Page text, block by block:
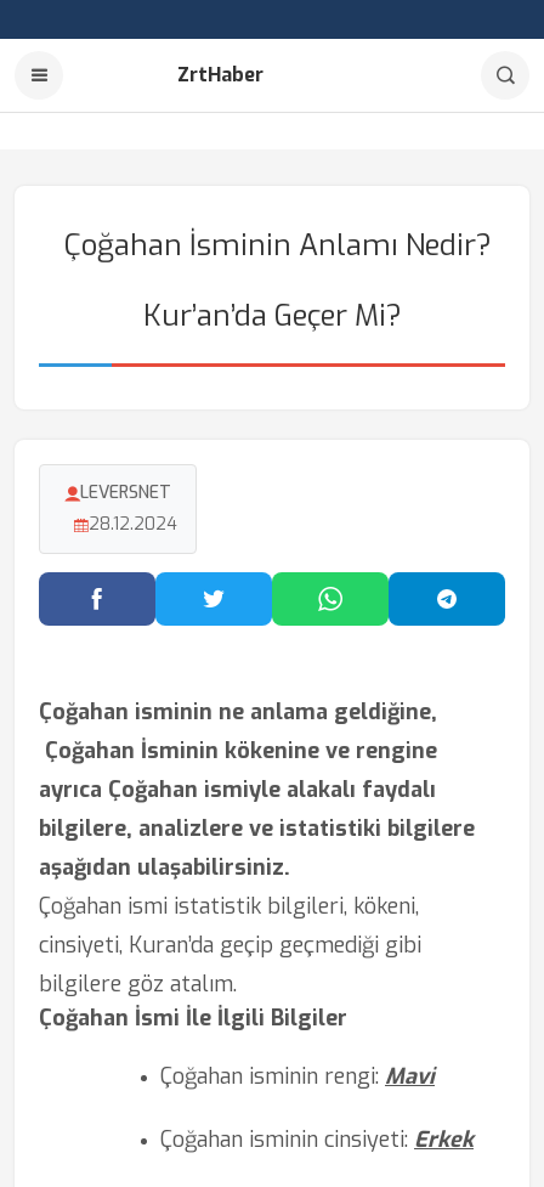
ZrtHaber
Çoğahan İsminin Anlamı Nedir?
Kur’an’da Geçer Mi?
LEVERSNET
28.12.2024
Facebook'ta PaylaşTwitter'da PaylaşWhatsApp'ta Paylaş
Çoğahan isminin ne anlama geldiğine,
Çoğahan İsminin kökenine ve rengine
ayrıca Çoğahan ismiyle alakalı faydalı
bilgilere, analizlere ve istatistiki bilgilere
aşağıdan ulaşabilirsiniz.
Çoğahan ismi istatistik bilgileri, kökeni,
cinsiyeti, Kuran’da geçip geçmediği gibi
bilgilere göz atalım.
Çoğahan İsmi İle İlgili Bilgiler
Çoğahan isminin rengi: Mavi
Çoğahan isminin cinsiyeti: Erkek